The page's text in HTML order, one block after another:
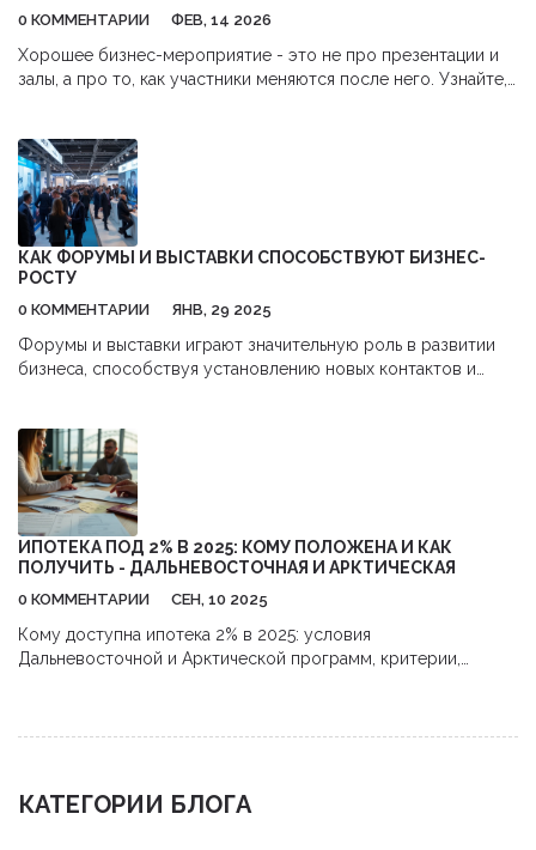
0 КОММЕНТАРИИ ФЕВ, 14 2026
Хорошее бизнес-мероприятие - это не про презентации и
залы, а про то, как участники меняются после него. Узнайте,
КАК ФОРУМЫ И ВЫСТАВКИ СПОСОБСТВУЮТ БИЗНЕС-
РОСТУ
0 КОММЕНТАРИИ ЯНВ, 29 2025
Форумы и выставки играют значительную роль в развитии
бизнеса, способствуя установлению новых контактов и
исследовать рыночные тренды и изучать конкурентов.
Участие в таких событиях облегчает доступ к новейшим
технологиям и знаниям, а также открывает возможности для
стратегических партнёрств. Все это превращает форумы и
выставки в незаменимый инструмент для современных
предпринимателей.
ИПОТЕКА ПОД 2% В 2025: КОМУ ПОЛОЖЕНА И КАК
ПОЛУЧИТЬ - ДАЛЬНЕВОСТОЧНАЯ И АРКТИЧЕСКАЯ
0 КОММЕНТАРИИ СЕН, 10 2025
Кому доступна ипотека 2% в 2025: условия
Дальневосточной и Арктической программ, критерии,
КАТЕГОРИИ БЛОГА